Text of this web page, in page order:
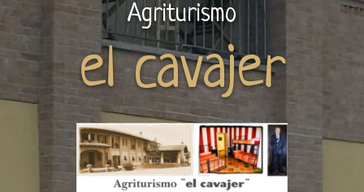
Agriturismo
el cavajer